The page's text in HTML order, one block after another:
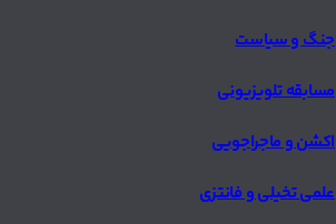
جنگ و سیاست
مسابقه تلویزیونی
اکشن و ماجراجویی
علمی تخیلی و فانتزی